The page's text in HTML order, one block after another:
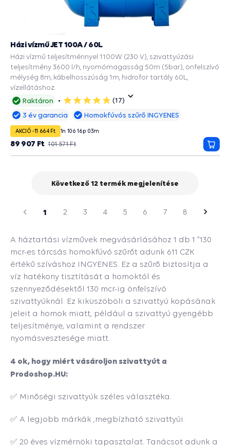
Raktáron
5
csillag
(17)
Házi vízmű JET 100A / 60L
Házi vízmű teljesítménnyel 1100W (230 V), szivattyúzási
teljesítmény 3600 l/h, nyomómagasság 50m (5bar), önfelszívó
mélység 8m, kábelhosszúság 1m, hidrofor tartály 60L,
vízellátáshoz.
3 év garancia Homokfúvós szűrő INGYENES
AKCIÓ -11 664 Ft 1n 10ó 16p 02m
101 571 Ft
89 907 Ft
Következő 12 termék megjelenítése
1 2 3 4 5 6 7 8
A háztartási vízművek megvásárlásához 1 db 1 "130
mcr-es tárcsás homokfúvó szűrőt adunk 611 CZK
értékű szíváshoz INGYENES. Ez a szűrő biztosítja a
víz hatékony tisztítását a homoktól és
szennyeződésektől 130 mcr-ig önfelszívó
szivattyúknál. Ez kiküszöböli a szivattyú kopásának
jeleit a homok miatt, például a szivattyú gyengébb
teljesítménye, valamint a rendszer
nyomásvesztesége miatt.
4 ok, hogy miért vásároljon szivattyút a
Prodoshop.HU:
✅ Minőségi szivattyúk széles választéka.
✅ A legjobb márkák ,megbízható szivattyúi.
✅ 20 éves vízmérnöki tapasztalat. Tanácsot adunk a